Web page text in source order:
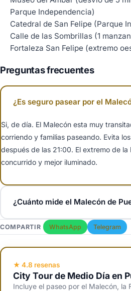
Parque Independencia)
Catedral de San Felipe (Parque
Calle de las Sombrillas (1
Fortaleza San Felipe (extremo
Preguntas frecuentes
¿Es seguro pasear por el
Si, de día. El Malecón esta muy
corriendo y familias paseando. Evita
después de las 21:00. El extremo de la
concurrido y mejor iluminado.
¿Cuánto mide el Malecón de
Unos 3 km desde Long Beach al este
al oeste. Un paseo tranquilo de
minutos con paradas para fotos.
COMPARTIR WhatsApp Telegram
★ 4.8 resenas
City Tour de Medio Día en
Incluye el paseo por el Malecón, la